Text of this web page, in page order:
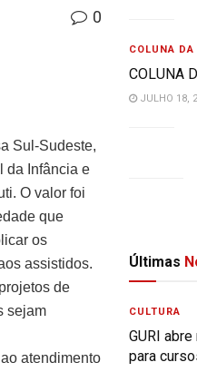
0
Sul-Sudeste,
da Infância e
O valor foi
que
os
assistidos.
de
sejam
atendimento
COLUNA DA
COLUNA
JULHO 18,
Últimas
CULTURA
GURI
para